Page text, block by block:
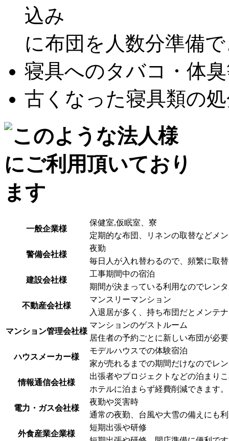
込み
に布団を人数分準備
寝具へのタバコ・体
古くなった寝具類の
一般企業様
保健室,仮眠室、寮
定期的な布団、リネンの取替などメ
警備会社様
夜勤
毎日人が入れ替わるので、頻繁に取
建設会社様
工事期間中の宿泊
期間が決まっている利用なのでレン
不動産会社様
マンスリーマンション
入退居が多く、持ち布団だとメンテ
マンション管理会社様
マンションのゲストルーム
居住者の予約ごとに新しい布団が必
ハウスメーカー様
モデルハウスでの体験宿泊
家が売れるまでの期間だけなのでレ
情報通信会社様
出張者やプロジェクトなどの泊まり
ホテルに泊まらず経費削減できます。
電力・ガス会社様
夜勤や災害時
通常の夜勤、台風や大雪の備えにも
外食産業企業様
短期出張や研修